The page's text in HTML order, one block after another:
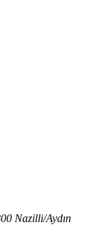
Nazilli/Aydın